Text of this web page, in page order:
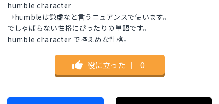
humble character
→humbleは謙虚なと言うニュアンスで使います。
でしゃばらない性格にぴったりの単語です。
humble character で控えめな性格。
役に立った ｜ 0